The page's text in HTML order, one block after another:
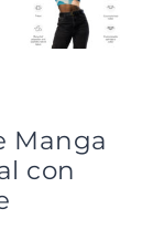
Manga
con